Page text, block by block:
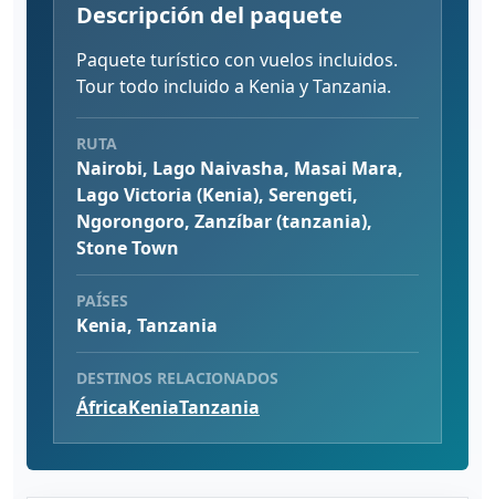
Descripción del paquete
Paquete turístico con vuelos incluidos.
Tour todo incluido a Kenia y Tanzania.
RUTA
Nairobi, Lago Naivasha, Masai Mara,
Lago Victoria (Kenia), Serengeti,
Ngorongoro, Zanzíbar (tanzania),
Stone Town
PAÍSES
Kenia, Tanzania
DESTINOS RELACIONADOS
ÁfricaKeniaTanzania